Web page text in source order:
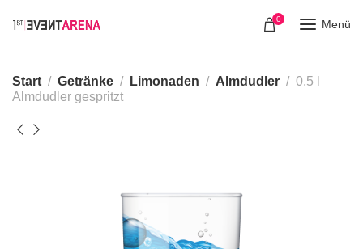
0 Menü
Start Getränke Limonaden Almdudler
0,5 l
Almdudler gespritzt